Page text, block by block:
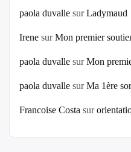
paola duvalle surLadymaud
Irene surMon premier
paola duvalle surMon
paola duvalle surMa 1ère
Francoise Costa sur